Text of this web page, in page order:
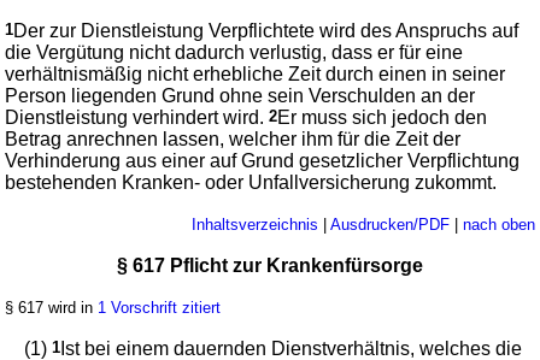
1Der zur Dienstleistung Verpflichtete wird des Anspruchs auf
die Vergütung nicht dadurch verlustig, dass er für eine
verhältnismäßig nicht erhebliche Zeit durch einen in seiner
Person liegenden Grund ohne sein Verschulden an der
Dienstleistung verhindert wird.2Er muss sich jedoch den
Betrag anrechnen lassen, welcher ihm für die Zeit der
Verhinderung aus einer auf Grund gesetzlicher Verpflichtung
bestehenden Kranken- oder Unfallversicherung zukommt.
Inhaltsverzeichnis Ausdrucken/PDF| nach oben
§ 617 Pflicht zur Krankenfürsorge
§ 617 wird in 1 Vorschrift zitiert
(1)1 Ist bei einem dauernden Dienstverhältnis, welches die